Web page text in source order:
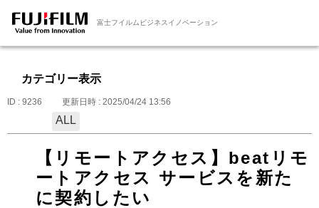
富士フイルムビジネスイノベーション
カテゴリー表示
ID : 9236 更新日時 : 2025/04/24 13:56
ALL
【リモートアクセス】beatリモ
ートアクセス サービスを新た
に契約したい